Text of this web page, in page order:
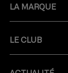
LA MARQUE
LE CLUB